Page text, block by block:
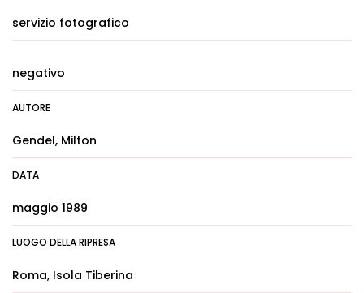
servizio fotografico
negativo
AUTORE
Gendel, Milton
DATA
maggio 1989
LUOGO DELLA RIPRESA
Roma, Isola Tiberina